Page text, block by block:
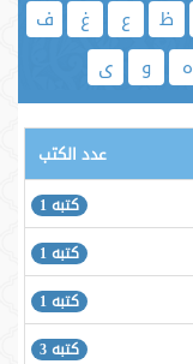
ظ ع غ
ف
ه و ی
عدد الكتب
كتبه 1
كتبه 1
كتبه 1
كتبه 3